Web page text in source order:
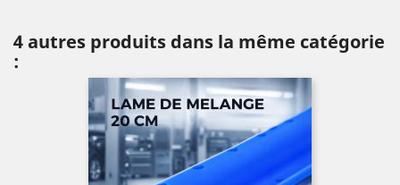
4 autres produits dans la même catégorie
: